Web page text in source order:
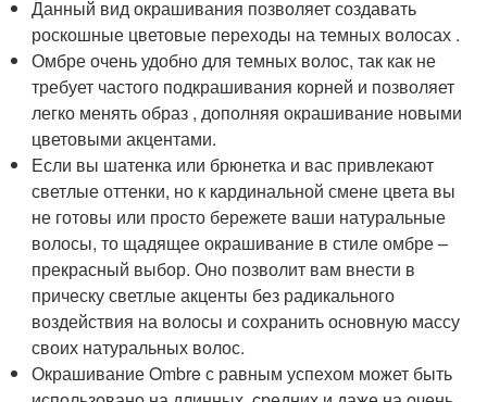
Данный вид окрашивания позволяет создавать
роскошные цветовые переходы на темных волосах .
Омбре очень удобно для темных волос, так как не
требует частого подкрашивания корней и позволяет
легко менять образ , дополняя окрашивание новыми
цветовыми акцентами.
Если вы шатенка или брюнетка и вас привлекают
светлые оттенки, но к кардинальной смене цвета вы
не готовы или просто бережете ваши натуральные
волосы, то щадящее окрашивание в стиле омбре –
прекрасный выбор. Оно позволит вам внести в
прическу светлые акценты без радикального
воздействия на волосы и сохранить основную массу
своих натуральных волос.
Окрашивание Ombre с равным успехом может быть